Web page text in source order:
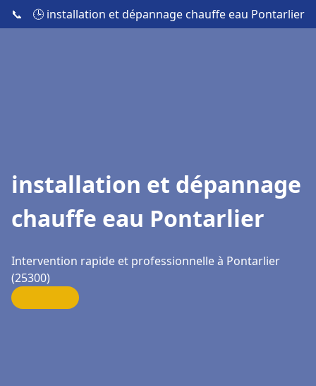
📞 🕒 installation et dépannage chauffe eau Pontarlier
installation et dépannage
chauffe eau Pontarlier
Intervention rapide et professionnelle à Pontarlier
(25300)